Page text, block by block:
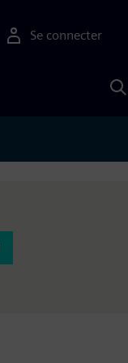
Se connecter